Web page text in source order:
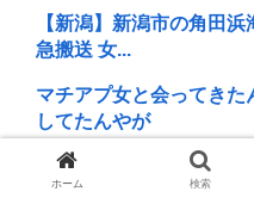
【新潟】新潟市の角田
急搬送 女...
マチアプ女と会ってき
してたんやが
無能ほどセイバーが好
ホーム 検索